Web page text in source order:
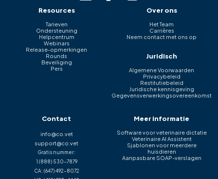
Resources
Tarieven
Ondersteuning
Helpcentrum
Webinars
Release-opmerkingen
Rounds
Beveiliging
Pers
Over ons
Het Team
Carrières
Neem contact met ons op
Juridisch
Algemene Voorwaarden
Privacybeleid
Restitutiebeleid
Juridische kennisgeving
Gegevensverwerkingsovereenkomst
Contact
info@co.vet
support@co.vet
Gratis nummer:
1 (888) 530-7879
CA: (647) 492-8072
Meer informatie
Software voor veterinaire dictatie
Veterinaire AI Assistent
Sjablonen voor meerdere
huisdieren
Aanpasbare SOAP-verslagen